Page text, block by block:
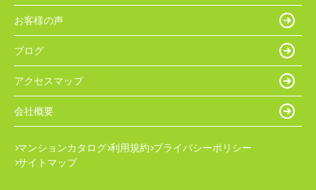
お客様の声
ブログ
アクセスマップ
会社概要
マンションカタログ 利用規約 プライバシーポリシー
サイトマップ